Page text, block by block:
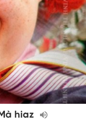
hiaz